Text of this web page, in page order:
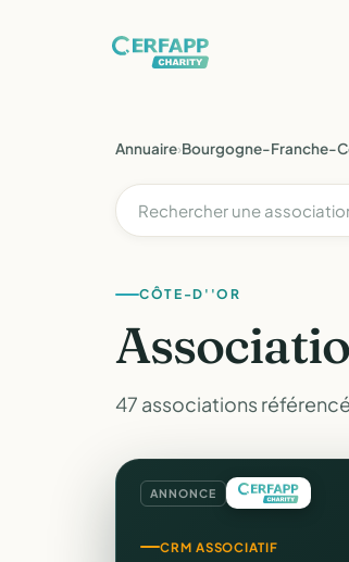
Annuaire›Bourgogne-Franche-
CÔTE-D''OR
47 associations
ANNONCE
REÇUS FISCAUX